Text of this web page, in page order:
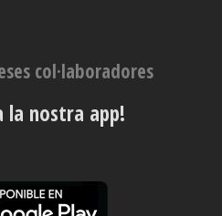
col·laboradores
la nostra app!